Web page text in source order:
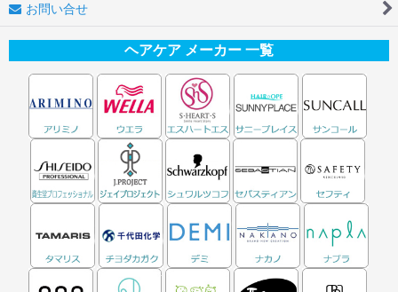
お問い合せ
ヘアケア メーカー 一覧